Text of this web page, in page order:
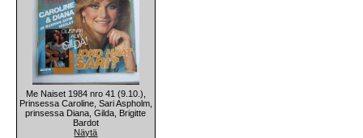
Me Naiset 1984 nro 41 (9.10.),
Prinsessa Caroline, Sari Aspholm,
prinsessa Diana, Gilda, Brigitte
Bardot
Näytä